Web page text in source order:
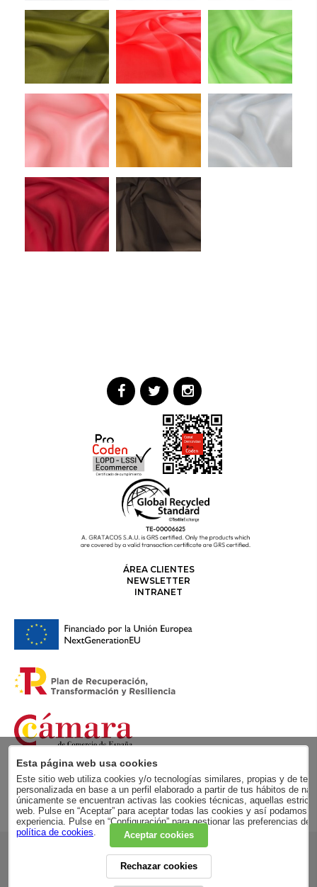
ÁREA CLIENTES
NEWSLETTER
INTRANET
RSC
AVISO LEGAL
Esta página web usa cookies
Este sitio web utiliza cookies y/o tecnologías similares, propias y de
personalizada en base a un perfil elaborado a partir de tus hábitos de
únicamente se encuentran activas las cookies técnicas, aquellas
web. Pulse en “Aceptar” para aceptar todas las cookies y así podamos
experiencia. Pulse en “Configuración” para gestionar las preferencias
política de cookies. Aceptar cookies
Rechazar cookies